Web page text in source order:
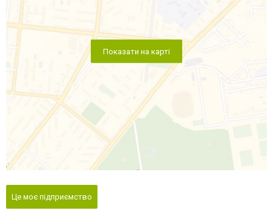
Показати на карті
Це моє підприємство